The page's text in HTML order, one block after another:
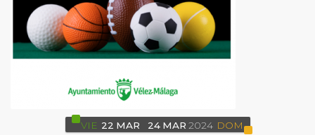
VIE 22 MAR 24 MAR 2024 DOM